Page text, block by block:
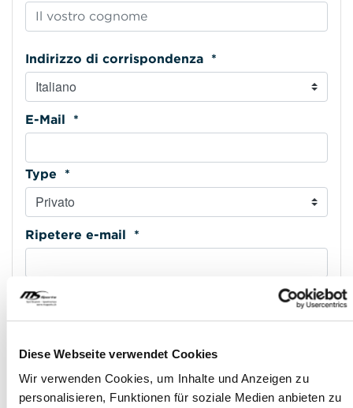
Diese Webseite verwendet Cookies
Wir verwenden Cookies, um Inhalte und Anzeigen zu
personalisieren, Funktionen für soziale Medien anbieten zu
Indirizzo di corrispondenza *
E-Mail *
Type *
Ripetere e-mail *
Type *